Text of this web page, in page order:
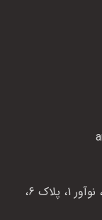
تهران، شهرک صنعتی پرند، خیابان نوآوران، نوآور 1، پلاک 6،